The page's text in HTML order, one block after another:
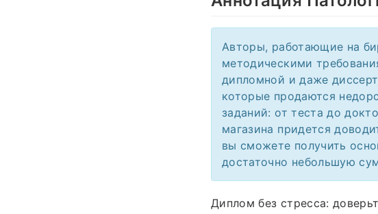
Авторы, работающие на
методическими
дипломной и даже
которые продаются
заданий: от теста до
магазина придется
вы сможете получить
достаточно небольшую
Диплом без стресса: